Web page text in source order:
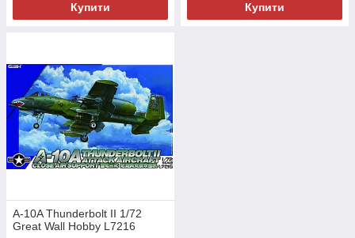
Купити Купити
A-10A Thunderbolt II 1/72
Great Wall Hobby L7216